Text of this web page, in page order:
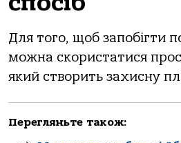
Для того, щоб запобігти
можна скористатися
який створить захисну
Перегляньте також: